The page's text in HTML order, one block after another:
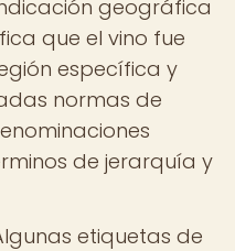
geográfica
que el vino fue
específica y
normas de
de jerarquía y
etiquetas de